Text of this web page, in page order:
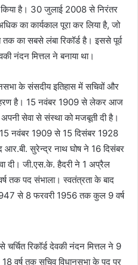
किया है। 30 जुलाई 2008 से निरंतर
का कार्यकाल पूरा कर लिया है, जो
का सबसे लंबा रिकॉर्ड है। इससे पूर्व
नंदन मित्तल ने बनाया था।
के संसदीय इतिहास में सचिवों और
है। 15 नवंबर 1909 से लेकर आज
सेवा से संस्था को मजबूती दी है।
15 नवंबर 1909 से 15 दिसंबर 1928
सुरेन्द्र नाथ घोष ने 16 दिसंबर
दी। जी.एस.के. हैदरी ने 1 अप्रैल
तक पद संभाला। स्वतंत्रता के बाद
से 8 फरवरी 1956 तक कुल 9 वर्ष
रिकॉर्ड देवकी नंदन मित्तल ने 9
वर्ष तक सचिव विधानसभा के पद पर